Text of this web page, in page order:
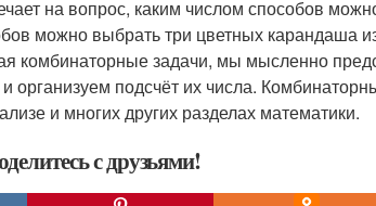
на вопрос, каким числом способов
можно выбрать три цветных карандаша
комбинаторные задачи, мы мысленно
организуем подсчёт их числа.
и многих других разделах математики.
с друзьями!